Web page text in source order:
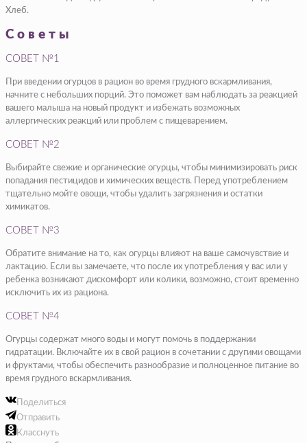
Хлеб.
Советы
СОВЕТ №1
При введении огурцов в рацион во время грудного вскармливания,
начните с небольших порций. Это поможет вам наблюдать за реакцией
вашего малыша на новый продукт и избежать возможных
аллергических реакций или проблем с пищеварением.
СОВЕТ №2
Выбирайте свежие и органические огурцы, чтобы минимизировать риск
попадания пестицидов и химических веществ. Перед употреблением
тщательно мойте овощи, чтобы удалить загрязнения и остатки
химикатов.
СОВЕТ №3
Обратите внимание на то, как огурцы влияют на ваше самочувствие и
лактацию. Если вы замечаете, что после их употребления у вас или у
ребенка возникают дискомфорт или колики, возможно, стоит временно
исключить их из рациона.
СОВЕТ №4
Огурцы содержат много воды и могут помочь в поддержании
гидратации. Включайте их в свой рацион в сочетании с другими овощами
и фруктами, чтобы обеспечить разнообразие и полноценное питание во
время грудного вскармливания.
Поделиться
Отправить
Класснуть